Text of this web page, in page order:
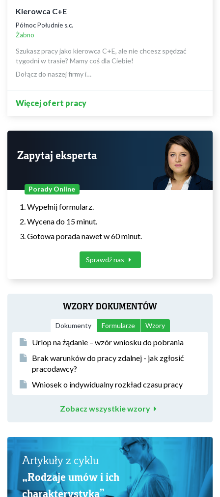
Kierowca C+E
Północ Południe s.c.
Żabno
Szukasz pracy jako kierowca C+E, ale nie chcesz spędzać
tygodni w trasie? Mamy coś dla Ciebie!
Dołącz do naszej firmy i…
Więcej ofert pracy
Zapytaj eksperta
Porady Online
Wypełnij formularz.
Wycena do 15 minut.
Gotowa porada nawet w 60 minut.
Sprawdź nas
WZORY DOKUMENTÓW
Dokumenty Formularze Wzory
Urlop na żądanie – wzór wniosku do pobrania
Brak warunków do pracy zdalnej - jak zgłosić
pracodawcy?
Wniosek o indywidualny rozkład czasu pracy
Zobacz wszystkie wzory
Artykuły z cyklu
„Rodzaje umów i ich
charakterystyka”